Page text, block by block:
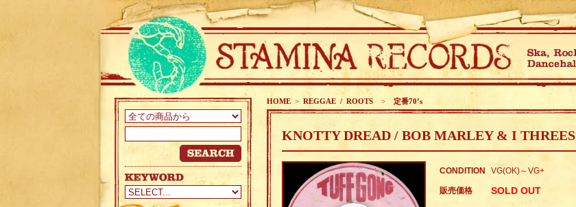
HOME > REGGAE / ROOTS > 定番70’s
KNOTTY DREAD / BOB MARLEY & I THREES
CONDITION VG(OK)～VG+
販売価格 SOLD OUT